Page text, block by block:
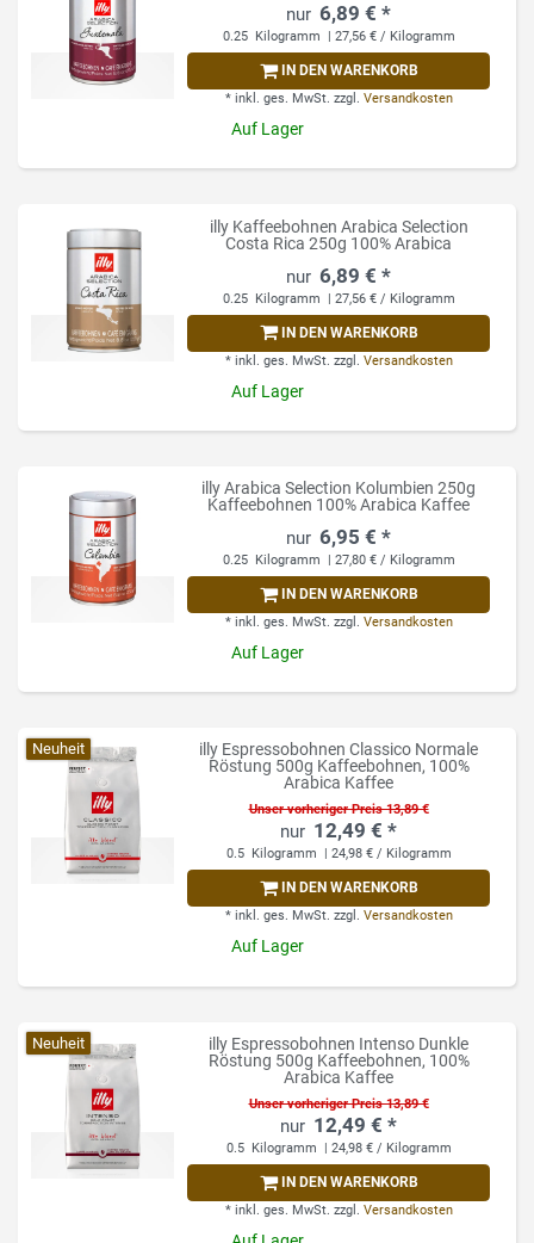
6,89 € *
0.25 Kilogramm | 27,56 € / Kilogramm
IN DEN WARENKORB
* inkl. ges. MwSt. zzgl. Versandkosten
Auf Lager
illy Kaffeebohnen Arabica Selection
Costa Rica 250g 100% Arabica
6,89 € *
0.25 Kilogramm | 27,56 € / Kilogramm
IN DEN WARENKORB
* inkl. ges. MwSt. zzgl. Versandkosten
Auf Lager
illy Arabica Selection Kolumbien 250g
Kaffeebohnen 100% Arabica Kaffee
6,95 € *
0.25 Kilogramm | 27,80 € / Kilogramm
IN DEN WARENKORB
* inkl. ges. MwSt. zzgl. Versandkosten
Auf Lager
Neuheit
illy Espressobohnen Classico Normale
Röstung 500g Kaffeebohnen, 100%
Arabica Kaffee
Unser vorheriger Preis 13,89 €
12,49 € *
0.5 Kilogramm | 24,98 € / Kilogramm
IN DEN WARENKORB
* inkl. ges. MwSt. zzgl. Versandkosten
Auf Lager
Neuheit
illy Espressobohnen Intenso Dunkle
Röstung 500g Kaffeebohnen, 100%
Arabica Kaffee
Unser vorheriger Preis 13,89 €
12,49 € *
0.5 Kilogramm | 24,98 € / Kilogramm
IN DEN WARENKORB
* inkl. ges. MwSt. zzgl. Versandkosten